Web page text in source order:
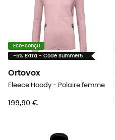
Eco-conçu
-5% Extra - Code Summer5
Ortovox
Fleece Hoody - Polaire femme
199,90 €